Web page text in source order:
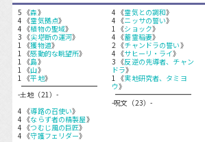
5 《森》
4 《霊気拠点》
4 《植物の聖域》
3 《尖塔断の運河》
1 《獲物道》
1 《感動的な眺望所》
1 《島》
1 《山》
1 《平地》
-土地（21）-
4 《導路の召使い》
4 《ならず者の精製屋》
4 《つむじ風の巨匠》
4 《守護フェリダー》
4 《霊気との調和》
4 《ニッサの誓い》
1 《ショック》
4 《蓄霊稲妻》
2 《チャンドラの誓い》
4 《サヒーリ・ライ》
3 《反逆の先導者、チャン
ドラ》
1 《実地研究者、タミヨ
ウ》
-呪文（23）-